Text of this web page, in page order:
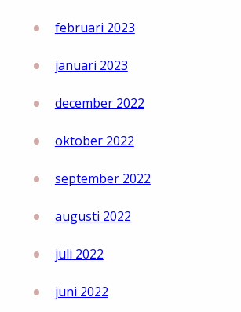
februari 2023
januari 2023
december 2022
oktober 2022
september 2022
augusti 2022
juli 2022
juni 2022